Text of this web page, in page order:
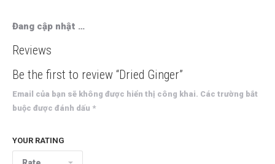
Đang cập nhật …
Reviews
Be the first to review “Dried Ginger”
Email của bạn sẽ không được hiển thị công khai. Các trường bắt
buộc được đánh dấu *
YOUR RATING